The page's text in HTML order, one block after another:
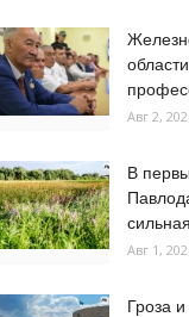
Авг 2,
В
Авг 1,
Гроза